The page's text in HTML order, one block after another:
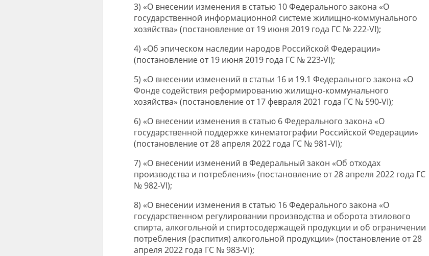
3) «О внесении изменения в статью 10 Федерального закона «О
государственной информационной системе жилищно-коммунального
хозяйства» (постановление от 19 июня 2019 года ГС № 222-VI);
4) «Об эпическом наследии народов Российской Федерации»
(постановление от 19 июня 2019 года ГС № 223-VI);
5) «О внесении изменений в статьи 16 и 19.1 Федерального закона «О
Фонде содействия реформированию жилищно-коммунального
хозяйства» (постановление от 17 февраля 2021 года ГС № 590-VI);
6) «О внесении изменения в статью 6 Федерального закона «О
государственной поддержке кинематографии Российской Федерации»
(постановление от 28 апреля 2022 года ГС № 981-VI);
7) «О внесении изменений в Федеральный закон «Об отходах
производства и потребления» (постановление от 28 апреля 2022 года ГС
№ 982-VI);
8) «О внесении изменения в статью 16 Федерального закона «О
государственном регулировании производства и оборота этилового
спирта, алкогольной и спиртосодержащей продукции и об ограничении
потребления (распития) алкогольной продукции» (постановление от 28
апреля 2022 года ГС № 983-VI);